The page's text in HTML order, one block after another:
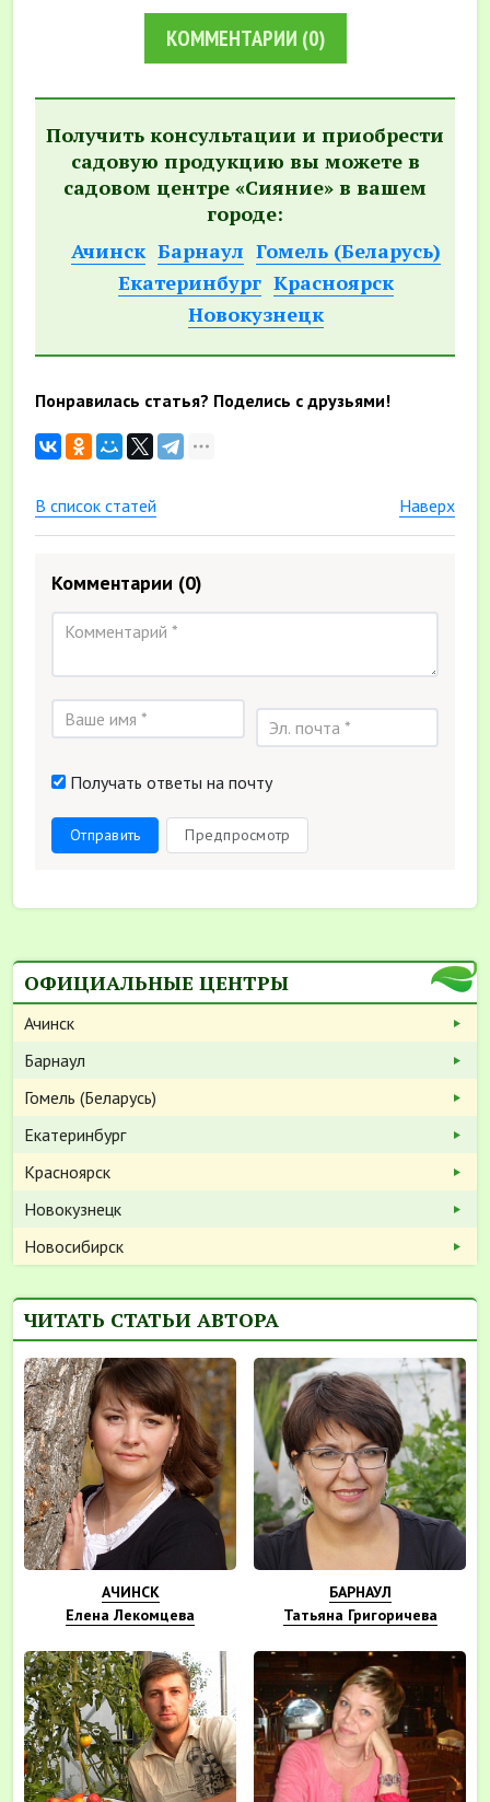
КОММЕНТАРИИ (0)
Получить консультации и приобрести
садовую продукцию вы можете в
садовом центре «Сияние» в вашем
городе:
Ачинск Барнаул Гомель (Беларусь)
Екатеринбург Красноярск
Новокузнецк
Понравилась статья? Поделись с друзьями!
В список статей Наверх
Комментарии (0)
Получать ответы на почту
Отправить Предпросмотр
ОФИЦИАЛЬНЫЕ ЦЕНТРЫ
Ачинск
Барнаул
Гомель (Беларусь)
Екатеринбург
Красноярск
Новокузнецк
Новосибирск
ЧИТАТЬ СТАТЬИ АВТОРА
АЧИНСК
Елена Лекомцева
БАРНАУЛ
Татьяна Григоричева